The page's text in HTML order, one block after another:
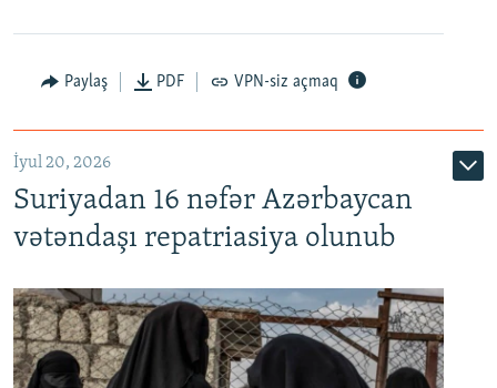
Auto
Paylaş PDF VPN-siz açmaq
İyul 20, 2026
Suriyadan 16 nəfər Azərbaycan
vətəndaşı repatriasiya olunub